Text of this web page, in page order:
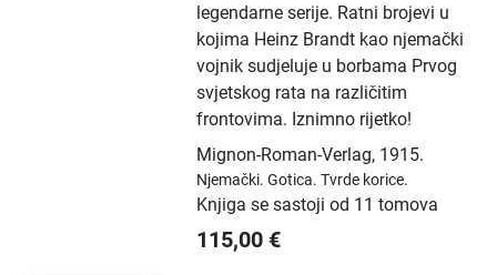
legendarne serije. Ratni brojevi u
kojima Heinz Brandt kao njemački
vojnik sudjeluje u borbama Prvog
svjetskog rata na različitim
frontovima. Iznimno rijetko!
Mignon-Roman-Verlag, 1915.
Njemački.Gotica.Tvrde korice.
Knjiga se sastoji od 11 tomova
115,00 €